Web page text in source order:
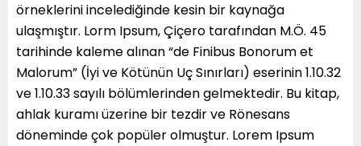
örneklerini incelediğinde kesin bir kaynağa
ulaşmıştır. Lorm Ipsum, Çiçero tarafından M.Ö. 45
tarihinde kaleme alınan “de Finibus Bonorum et
Malorum” (İyi ve Kötünün Uç Sınırları) eserinin 1.10.32
ve 1.10.33 sayılı bölümlerinden gelmektedir. Bu kitap,
ahlak kuramı üzerine bir tezdir ve Rönesans
döneminde çok popüler olmuştur. Lorem Ipsum